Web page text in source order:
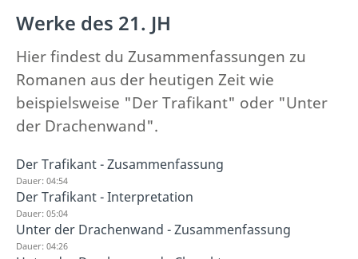
Werke des 21. JH
Hier findest du Zusammenfassungen zu
Romanen aus der heutigen Zeit wie
beispielsweise "Der Trafikant" oder "Unter
der Drachenwand".
Der Trafikant - Zusammenfassung
Dauer: 04:54
Der Trafikant - Interpretation
Dauer: 05:04
Unter der Drachenwand - Zusammenfassung
Dauer: 04:26